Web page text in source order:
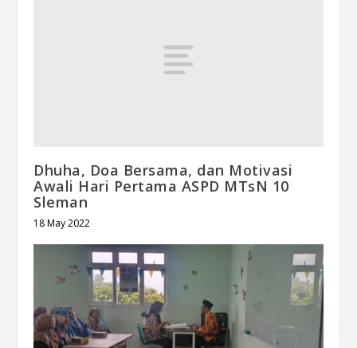
Dhuha, Doa Bersama, dan Motivasi
Awali Hari Pertama ASPD MTsN 10
Sleman
18 May 2022